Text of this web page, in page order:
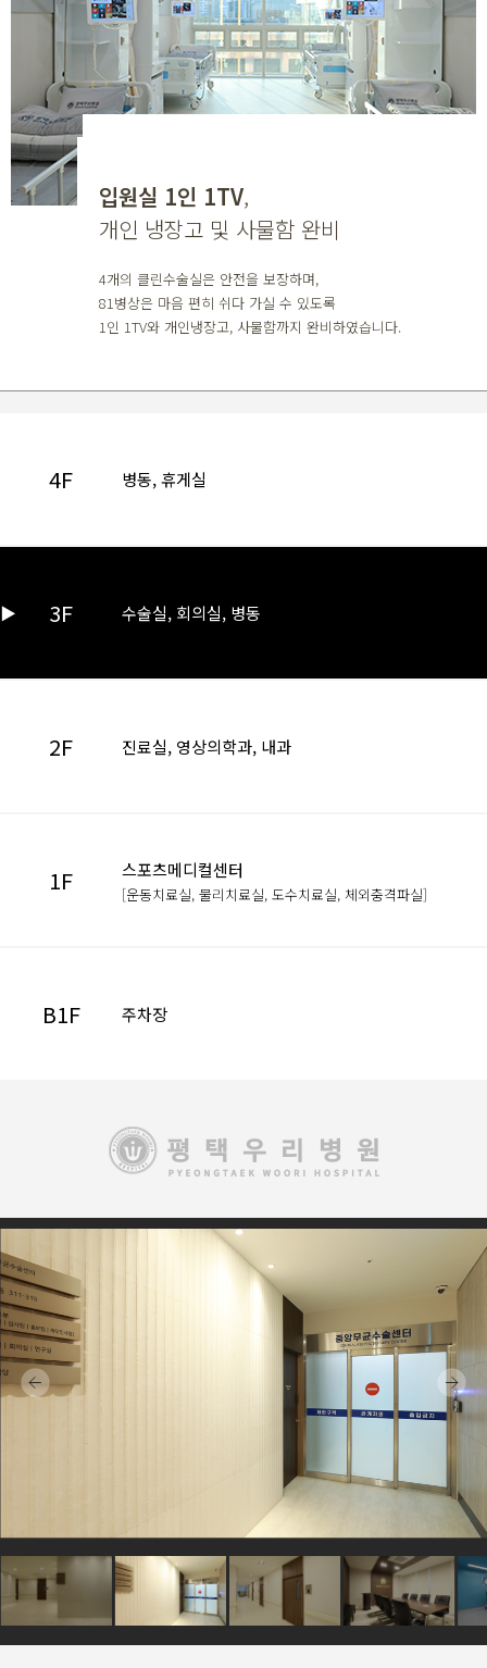
입원실 1인 1TV,
개인 냉장고 및 사물함 완비
4개의 클린수술실은 안전을 보장하며,
81병상은 마음 편히 쉬다 가실 수 있도록
1인 1TV와 개인냉장고, 사물함까지 완비하였습니다.
4F 병동, 휴게실
▶ 3F 수술실, 회의실, 병동
2F 진료실, 영상의학과, 내과
1F 스포츠메디컬센터
[운동치료실, 물리치료실, 도수치료실, 체외충격파실]
B1F 주차장